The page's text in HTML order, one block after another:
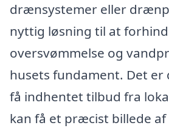
drænsystemer eller
nyttig løsning til at
oversvømmelse og
husets fundament. Det
få indhentet tilbud fra
kan få et præcist billede af